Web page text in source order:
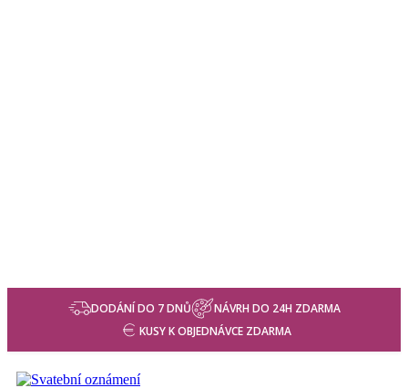
DODÁNÍ DO 7 DNŮ
NÁVRH DO 24H ZDARMA
KUSY K OBJEDNÁVCE ZDARMA